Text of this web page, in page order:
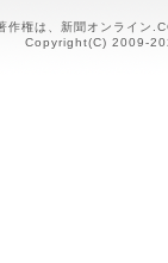
権は、新聞オンライン
Copyright(C) 2009-